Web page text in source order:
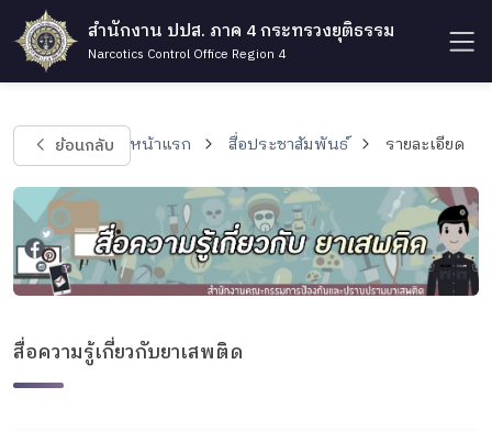
สำนักงาน ปปส. ภาค 4 กระทรวงยุติธรรม
Narcotics Control Office Region 4
ย้อนกลับ หน้าแรก สื่อประชาสัมพันธ์ รายละเอียด
สื่อความรู้เกี่ยวกับยาเสพติด